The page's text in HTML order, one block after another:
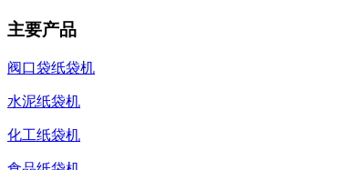
主要产品
阀口袋纸袋机
水泥纸袋机
化工纸袋机